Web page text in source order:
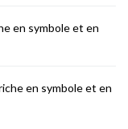
en symbole et en
en symbole et en